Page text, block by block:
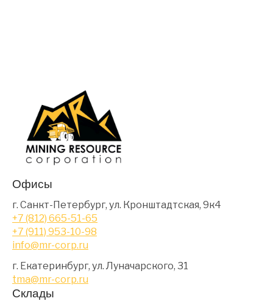
Офисы
г. Санкт-Петербург, ул. Кронштадтская, 9к4
+7 (812) 665-51-65
+7 (911) 953-10-98
info@mr-corp.ru
г. Екатеринбург, ул. Луначарского, 31
tma@mr-corp.ru
Склады